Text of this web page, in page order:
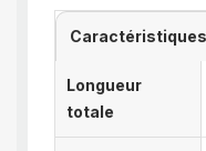
Longueur
totale